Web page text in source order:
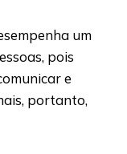
um
pois
e
portanto,